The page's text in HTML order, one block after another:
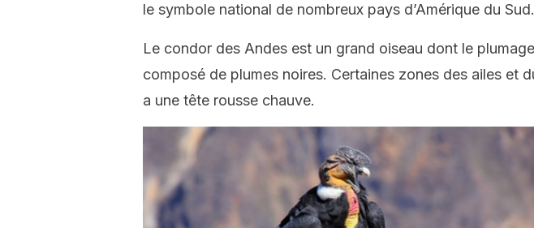
le symbole national de nombreux pays d’Amérique du Sud.
Le condor des Andes est un grand oiseau dont le
composé de plumes noires. Certaines zones des ailes et
a une tête rousse chauve.